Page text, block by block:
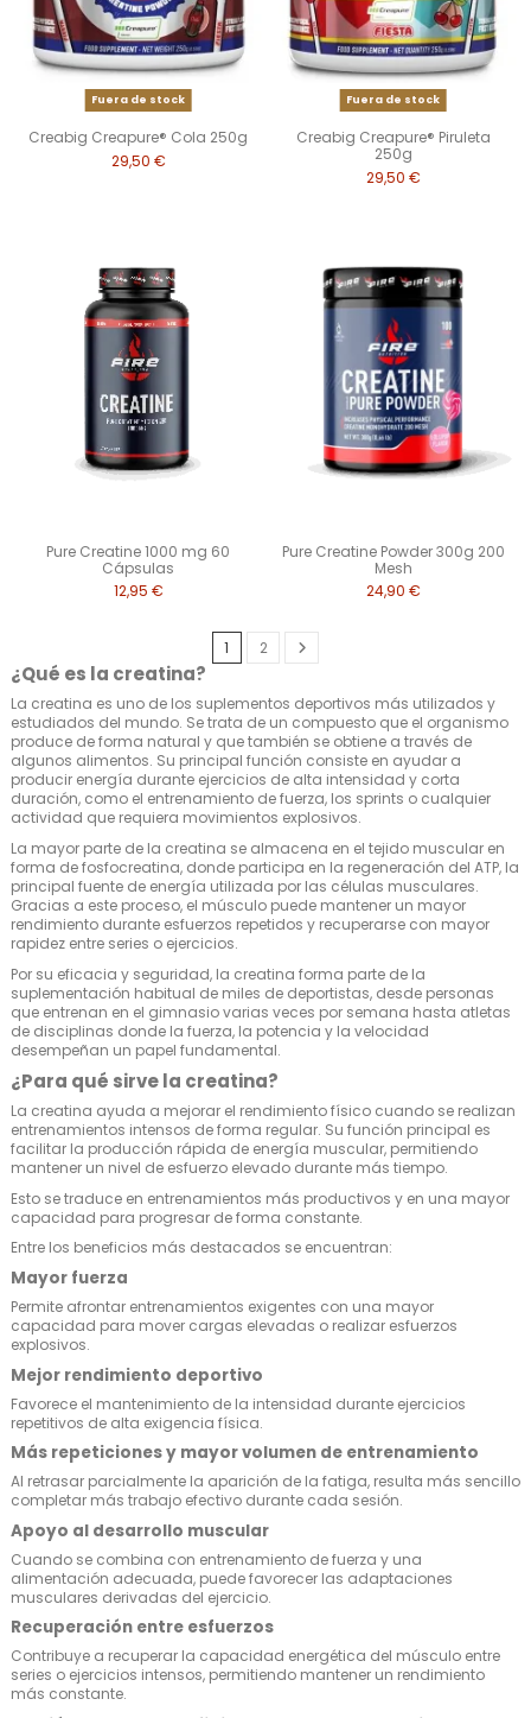
Fuera de stock
Creabig Creapure® Cola 250g
29,50 €
Fuera de stock
Creabig Creapure® Piruleta
250g
29,50 €
Pure Creatine 1000 mg 60
Cápsulas
12,95 €
Pure Creatine Powder 300g 200
Mesh
24,90 €
1 2
¿Qué es la creatina?
La creatina es uno de los suplementos deportivos más utilizados y
estudiados del mundo. Se trata de un compuesto que el organismo
produce de forma natural y que también se obtiene a través de
algunos alimentos. Su principal función consiste en ayudar a
producir energía durante ejercicios de alta intensidad y corta
duración, como el entrenamiento de fuerza, los sprints o cualquier
actividad que requiera movimientos explosivos.
La mayor parte de la creatina se almacena en el tejido muscular en
forma de fosfocreatina, donde participa en la regeneración del ATP, la
principal fuente de energía utilizada por las células musculares.
Gracias a este proceso, el músculo puede mantener un mayor
rendimiento durante esfuerzos repetidos y recuperarse con mayor
rapidez entre series o ejercicios.
Por su eficacia y seguridad, la creatina forma parte de la
suplementación habitual de miles de deportistas, desde personas
que entrenan en el gimnasio varias veces por semana hasta atletas
de disciplinas donde la fuerza, la potencia y la velocidad
desempeñan un papel fundamental.
¿Para qué sirve la creatina?
La creatina ayuda a mejorar el rendimiento físico cuando se realizan
entrenamientos intensos de forma regular. Su función principal es
facilitar la producción rápida de energía muscular, permitiendo
mantener un nivel de esfuerzo elevado durante más tiempo.
Esto se traduce en entrenamientos más productivos y en una mayor
capacidad para progresar de forma constante.
Entre los beneficios más destacados se encuentran:
Mayor fuerza
Permite afrontar entrenamientos exigentes con una mayor
capacidad para mover cargas elevadas o realizar esfuerzos
explosivos.
Mejor rendimiento deportivo
Favorece el mantenimiento de la intensidad durante ejercicios
repetitivos de alta exigencia física.
Más repeticiones y mayor volumen de entrenamiento
Al retrasar parcialmente la aparición de la fatiga, resulta más sencillo
completar más trabajo efectivo durante cada sesión.
Apoyo al desarrollo muscular
Cuando se combina con entrenamiento de fuerza y una
alimentación adecuada, puede favorecer las adaptaciones
musculares derivadas del ejercicio.
Recuperación entre esfuerzos
Contribuye a recuperar la capacidad energética del músculo entre
series o ejercicios intensos, permitiendo mantener un rendimiento
más constante.